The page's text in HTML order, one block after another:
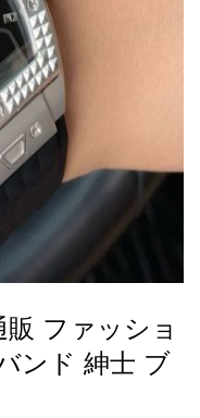
ファッショ
ンド 紳士 ブ